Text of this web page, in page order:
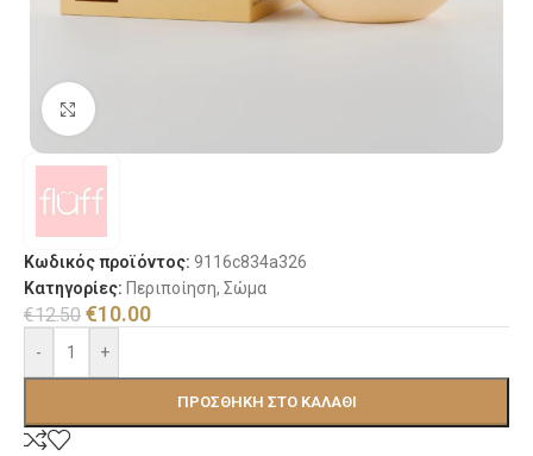
Κλικ για μεγέθυνση
Κωδικός προϊόντος: 9116c834a326
Κατηγορίες: Περιποίηση, Σώμα
€12.50 €10.00
- +
ΠΡΟΣΘΉΚΗ ΣΤΟ ΚΑΛΆΘΙ